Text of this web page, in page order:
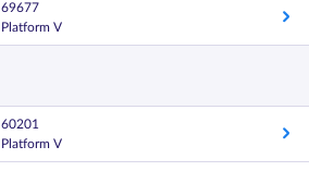
69677
Platform V
60201
Platform V